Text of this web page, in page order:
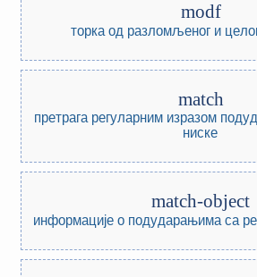
modf
торка од разломљеног и
match
претрага регуларним изразом
ниске
match-object
информације о подударањима са